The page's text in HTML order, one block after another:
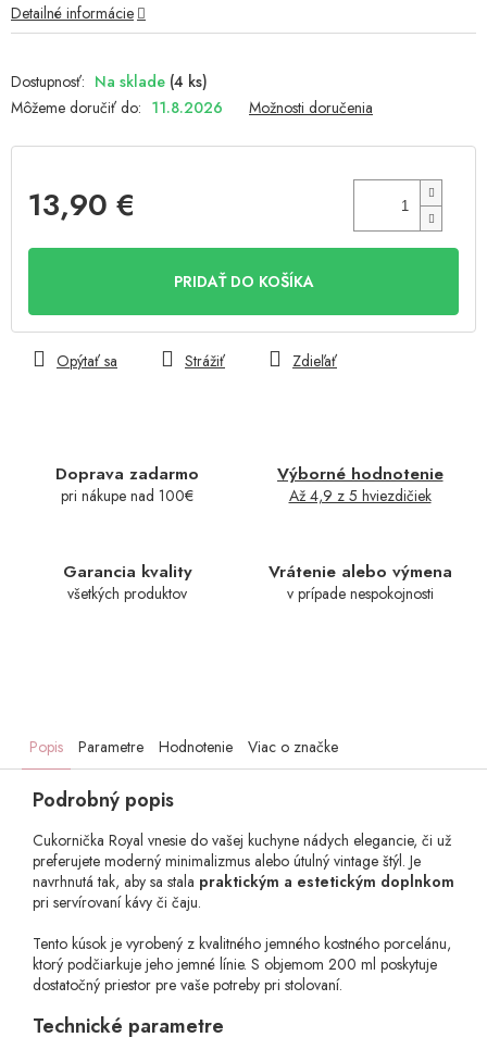
Na sklade (4 ks)
Môžeme doručiť do: 11.8.2026 Možnosti doručenia
13,90 €
PRIDAŤ DO KOŠÍKA
Doprava zadarmo
pri nákupe nad 100€
Výborné hodnotenie
Až 4,9 z 5 hviezdičiek
Garancia kvality
všetkých produktov
Vrátenie alebo výmena
v prípade nespokojnosti
Detailné informácie
Opýtať sa Strážiť Zdieľať
Popis Parametre Hodnotenie Viac o značke
Podrobný popis
Cukornička Royal vnesie do vašej kuchyne nádych elegancie, či už
preferujete moderný minimalizmus alebo útulný vintage štýl. Je
navrhnutá tak, aby sa stala praktickým a estetickým doplnkom
pri servírovaní kávy či čaju.
Tento kúsok je vyrobený z kvalitného jemného kostného porcelánu,
ktorý podčiarkuje jeho jemné línie. S objemom 200 ml poskytuje
dostatočný priestor pre vaše potreby pri stolovaní.
Technické parametre